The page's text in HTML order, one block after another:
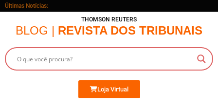
Últimas Notícias:
THOMSON REUTERS
BLOG | REVISTA DOS TRIBUNAIS
Loja Virtual